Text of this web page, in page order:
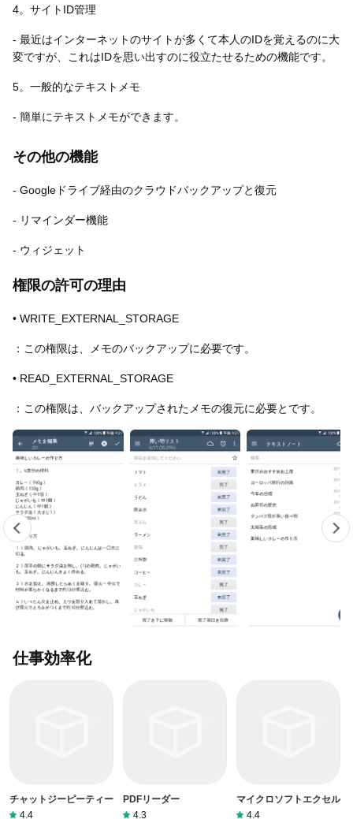
4。サイトID管理
- 最近はインターネットのサイトが多くて本人のIDを覚えるのに大
変ですが、これはIDを思い出すのに役立たせるための機能です。
5。一般的なテキストメモ
- 簡単にテキストメモができます。
その他の機能
- Googleドライブ経由のクラウドバックアップと復元
- リマインダー機能
- ウィジェット
権限の許可の理由
• WRITE_EXTERNAL_STORAGE
：この権限は、メモのバックアップに必要です。
• READ_EXTERNAL_STORAGE
：この権限は、バックアップされたメモの復元に必要とです。
仕事効率化
チャットジーピーティー
4.4
PDFリーダー
4.3
マイクロソフトエクセル
4.4